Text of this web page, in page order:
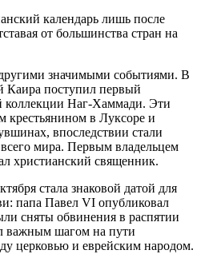
календарь лишь после
от большинства стран на
значимыми событиями. В
Каира поступил первый
коллекции Наг-Хаммади. Эти
крестьянином в Луксоре и
впоследствии стали
мира. Первым владельцем
христианский священник.
стала знаковой датой для
папа Павел VI опубликовал
сняты обвинения в распятии
важным шагом на пути
церковью и еврейским народом.